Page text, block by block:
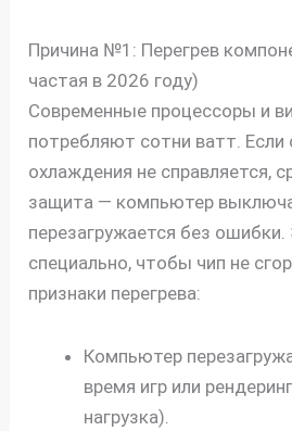
Причина №1: Перегрев
частая в 2026 году)
Современные процессоры и
потребляют сотни ватт. Если
охлаждения не справляется,
защита — компьютер
перезагружается без
специально, чтобы чип не
признаки перегрева:
Компьютер
время игр или
нагрузка).